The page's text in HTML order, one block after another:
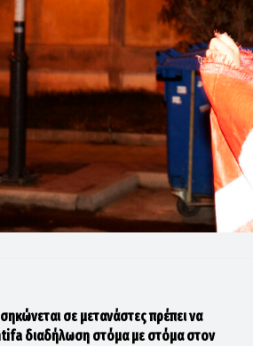
σε μετανάστες πρέπει να
διαδήλωση στόμα με στόμα στον